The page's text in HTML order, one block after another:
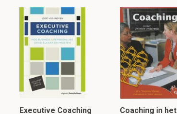
Executive Coaching Coaching in het